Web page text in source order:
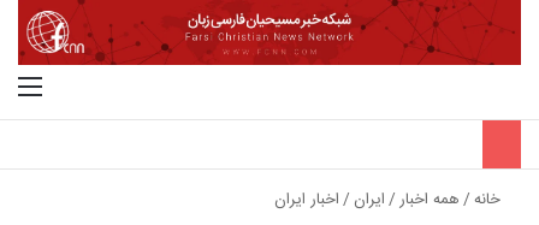
خانه/همه اخبار/ایران /اخبار ایران